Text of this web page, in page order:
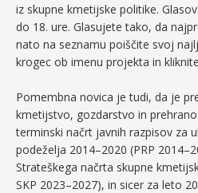
iz skupne kmetijske politike.
do 18. ure. Glasujete tako, da
nato na seznamu poiščite svoj
krogec ob imenu projekta in
Pomembna novica je tudi, da je
kmetijstvo, gozdarstvo in
terminski načrt javnih razpisov za
podeželja 2014–2020 (PRP
Strateškega načrta skupne
SKP 2023–2027), in sicer za leto